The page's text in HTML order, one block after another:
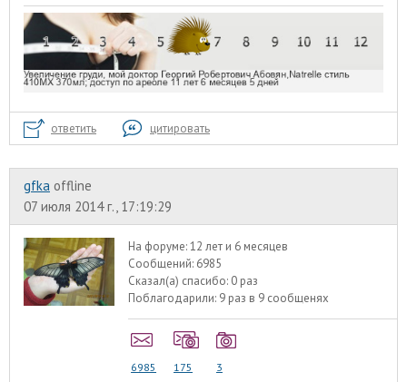
ответить цитировать
gfka offline
07 июля 2014 г., 17:19:29
На форуме:12 лет и 6 месяцев
Сообщений: 6985
Сказал(а) спасибо: 0 раз
Поблагодарили: 9 раз в 9 сообщенях
6985 175 3